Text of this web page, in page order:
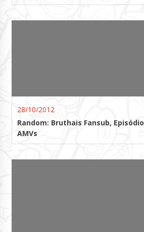
28/10/2012
Random: Bruthais Fansub,
AMVs